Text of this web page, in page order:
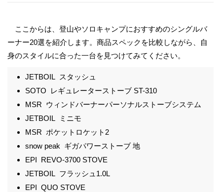
ここからは、登山やソロキャンプにおすすめのシングルバ
ーナー20選を紹介します。商品スペックを比較しながら、自
身のスタイルに合った一台を見つけてみてください。
JETBOIL スタッシュ
SOTO レギュレーターストーブ ST-310
MSR ウィンドバーナーパーソナルストーブシステム
JETBOIL ミニモ
MSR ポケットロケット2
snow peak ギガパワーストーブ 地
EPI REVO-3700 STOVE
JETBOIL フラッシュ1.0L
EPI QUO STOVE